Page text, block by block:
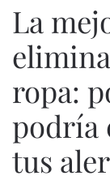
La
ropa:
podría
tus